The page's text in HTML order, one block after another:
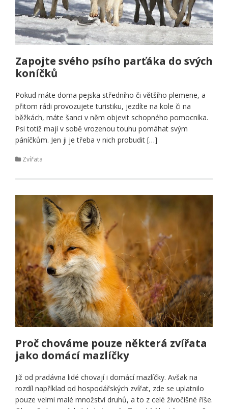
Zapojte svého psího parťáka do svých
koníčků
Pokud máte doma pejska středního či většího plemene, a
přitom rádi provozujete turistiku, jezdíte na kole či na
běžkách, máte šanci v něm objevit schopného pomocníka.
Psi totiž mají v sobě vrozenou touhu pomáhat svým
páníčkům. Jen ji je třeba v nich probudit […]
Zvířata
Proč chováme pouze některá zvířata
jako domácí mazlíčky
Již od pradávna lidé chovají i domácí mazlíčky. Avšak na
rozdíl například od hospodářských zvířat, zde se uplatnilo
pouze velmi malé množství druhů, a to z celé živočišné říše.